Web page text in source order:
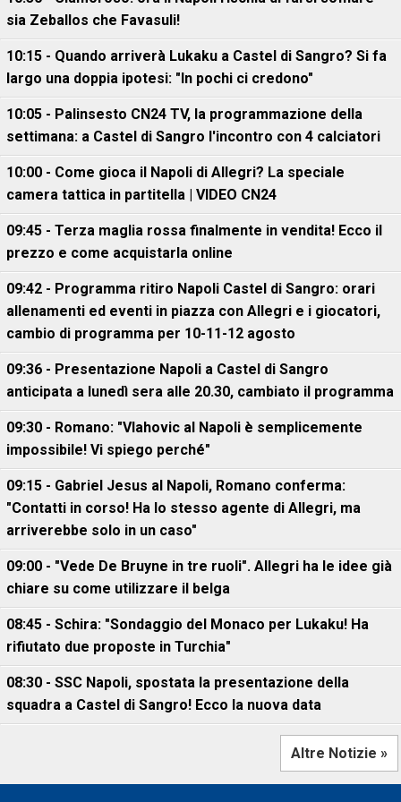
sia Zeballos che Favasuli!
10:15 - Quando arriverà Lukaku a Castel di Sangro? Si fa
largo una doppia ipotesi: "In pochi ci credono"
10:05 - Palinsesto CN24 TV, la programmazione della
settimana: a Castel di Sangro l'incontro con 4 calciatori
10:00 - Come gioca il Napoli di Allegri? La speciale
camera tattica in partitella | VIDEO CN24
09:45 - Terza maglia rossa finalmente in vendita! Ecco il
prezzo e come acquistarla online
09:42 - Programma ritiro Napoli Castel di Sangro: orari
allenamenti ed eventi in piazza con Allegri e i giocatori,
cambio di programma per 10-11-12 agosto
09:36 - Presentazione Napoli a Castel di Sangro
anticipata a lunedì sera alle 20.30, cambiato il programma
09:30 - Romano: "Vlahovic al Napoli è semplicemente
impossibile! Vi spiego perché"
09:15 - Gabriel Jesus al Napoli, Romano conferma:
"Contatti in corso! Ha lo stesso agente di Allegri, ma
arriverebbe solo in un caso"
09:00 - "Vede De Bruyne in tre ruoli". Allegri ha le idee già
chiare su come utilizzare il belga
08:45 - Schira: "Sondaggio del Monaco per Lukaku! Ha
rifiutato due proposte in Turchia"
08:30 - SSC Napoli, spostata la presentazione della
squadra a Castel di Sangro! Ecco la nuova data
Altre Notizie »